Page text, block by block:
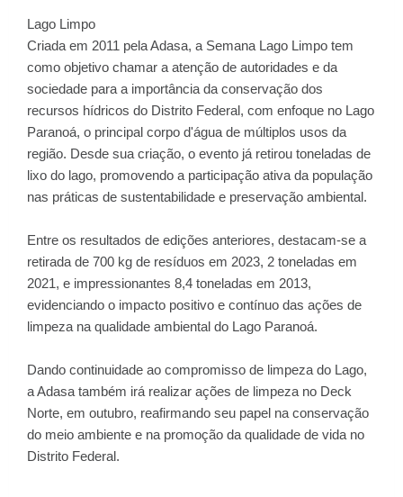
Lago Limpo
Criada em 2011 pela Adasa, a Semana Lago Limpo tem
como objetivo chamar a atenção de autoridades e da
sociedade para a importância da conservação dos
recursos hídricos do Distrito Federal, com enfoque no Lago
Paranoá, o principal corpo d'água de múltiplos usos da
região. Desde sua criação, o evento já retirou toneladas de
lixo do lago, promovendo a participação ativa da população
nas práticas de sustentabilidade e preservação ambiental.
Entre os resultados de edições anteriores, destacam-se a
retirada de 700 kg de resíduos em 2023, 2 toneladas em
2021, e impressionantes 8,4 toneladas em 2013,
evidenciando o impacto positivo e contínuo das ações de
limpeza na qualidade ambiental do Lago Paranoá.
Dando continuidade ao compromisso de limpeza do Lago,
a Adasa também irá realizar ações de limpeza no Deck
Norte, em outubro, reafirmando seu papel na conservação
do meio ambiente e na promoção da qualidade de vida no
Distrito Federal.